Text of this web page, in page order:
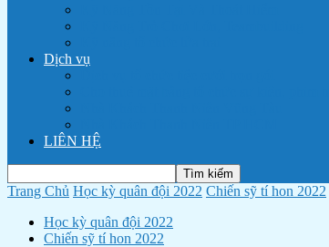
Dịch vụ
LIÊN HỆ
Trang Chủ Học kỳ quân đội 2022 Chiến sỹ tí hon 2022
Học kỳ quân đội 2022
Chiến sỹ tí hon 2022